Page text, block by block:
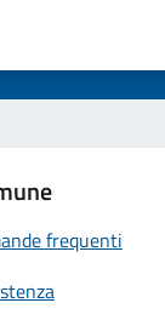
stelle su 5
su 5
5
frequenti